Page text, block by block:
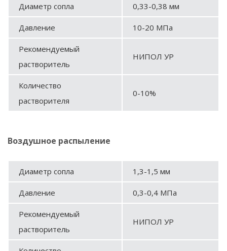
Диаметр сопла 0,33-0,38 мм
Давление 10-20 МПа
Рекомендуемый
растворитель
НИПОЛ УР
Количество
растворителя
0-10%
Воздушное распыление
Диаметр сопла 1,3-1,5 мм
Давление 0,3-0,4 МПа
Рекомендуемый
растворитель
НИПОЛ УР